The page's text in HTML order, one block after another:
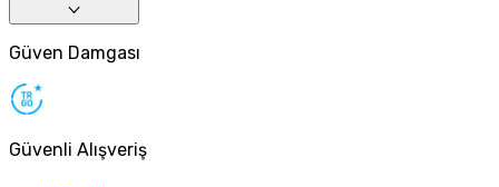
Güven Damgası
Güvenli Alışveriş